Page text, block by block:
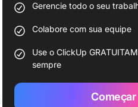
Gerencie todo o seu
Colabore com sua equipe
Use o ClickUp
sempre
Começar